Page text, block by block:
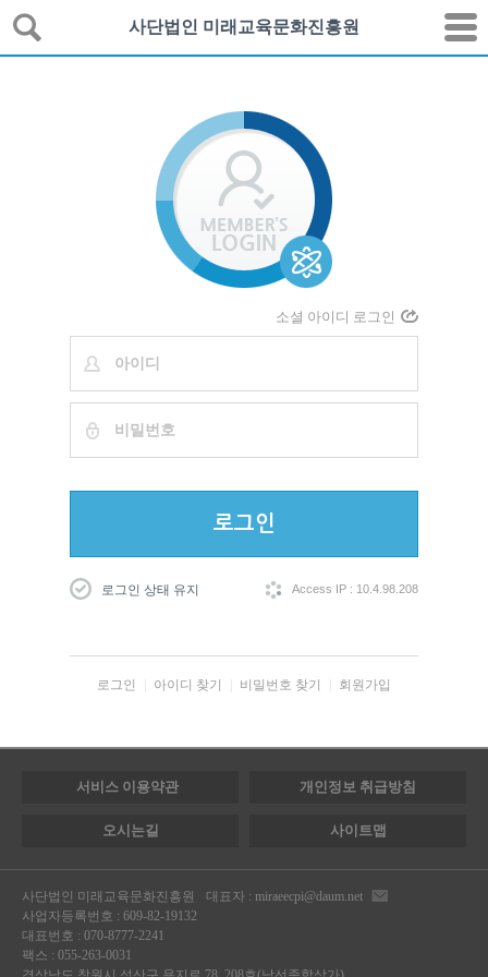
사단법인 미래교육문화진흥원
소셜 아이디 로그인
아이디
비밀번호
로그인
로그인 상태 유지 Access IP : 10.4.98.208
로그인 아이디 찾기 비밀번호 찾기 회원가입
서비스 이용약관 개인정보 취급방침
오시는길 사이트맵
사단법인 미래교육문화진흥원
대표자 : miraeecpi@daum.net
사업자등록번호 : 609-82-19132
대표번호 : 070-8777-2241
팩스 : 055-263-0031